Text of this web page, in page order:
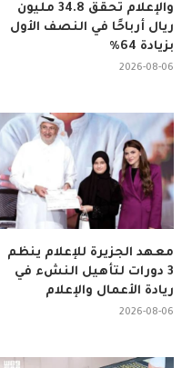
والإعلام تحقق 34.8 مليون
ريال أرباحًا في النصف الأول
بزيادة 64%
2026-08-06
معهد الجزيرة للإعلام ينظم
3 دورات لتأهيل النشء في
ريادة الأعمال والإعلام
2026-08-06